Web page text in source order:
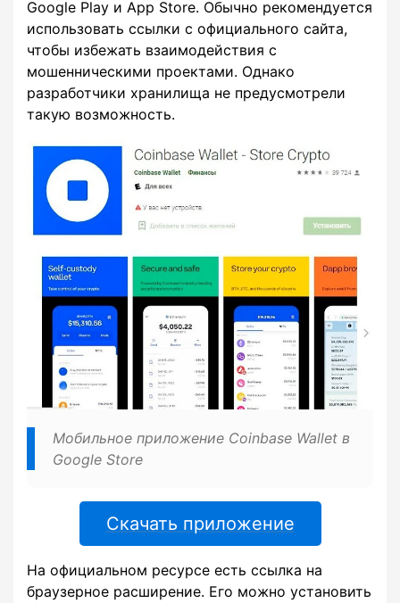
Google Play и App Store. Обычно рекомендуется
использовать ссылки с официального сайта,
чтобы избежать взаимодействия с
мошенническими проектами. Однако
разработчики хранилища не предусмотрели
такую возможность.
Мобильное приложение Coinbase Wallet в
Google Store
Скачать приложение
На официальном ресурсе есть ссылка на
браузерное расширение. Его можно установить